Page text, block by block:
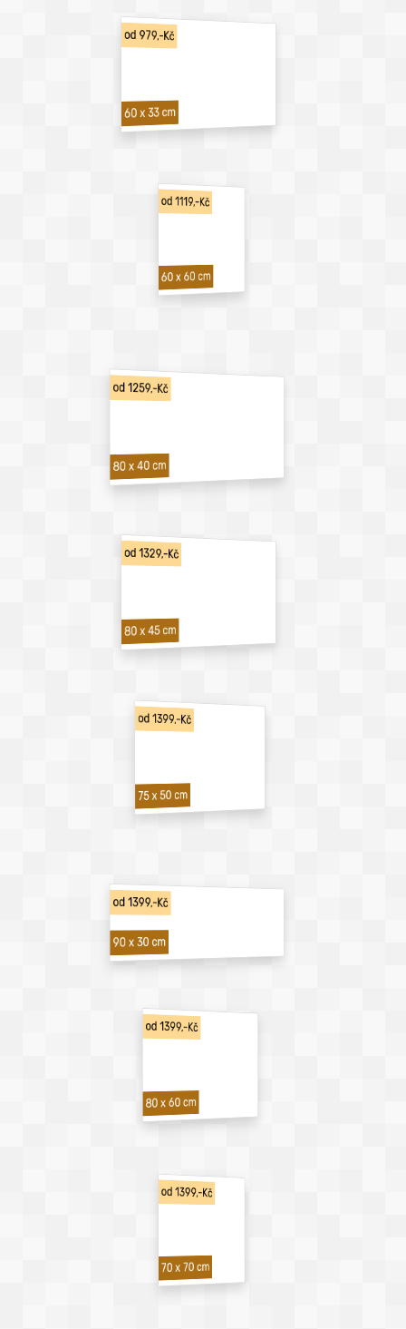
od 979,-Kč
60 x 33 cm
od 1119,-Kč
60 x 60 cm
od 1259,-Kč
80 x 40 cm
od 1329,-Kč
80 x 45 cm
od 1399,-Kč
75 x 50 cm
od 1399,-Kč
90 x 30 cm
od 1399,-Kč
80 x 60 cm
od 1399,-Kč
70 x 70 cm